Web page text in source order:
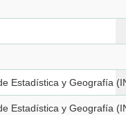
Estadística y Geografía
Estadística y Geografía